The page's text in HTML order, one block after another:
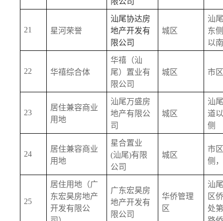
21 星河荣誉
汕尾协达房
地产开发有
限公司
城区
汕
东
以南
22 华禧综合体
华禧（汕
尾）置业有
限公司
城区 市
23
居住兼容商业
用地
汕尾万盛房
地产有限公
司
城区
汕
道
侧
24
居住兼容商业
用地
星合置业
(汕尾)有限
公司
城区
市
侧
25
居住用地（广
东宏昊房地产
开发有限公
广东宏昊房
地产开发有
限公司
华侨管理
区
汕
区
处